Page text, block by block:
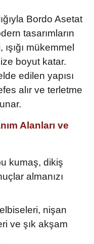
Bordo Asetat
tasarımların
mükemmel
boyut katar.
edilen yapısı
alır ve terletme
Alanları ve
kumaş, dikiş
almanızı
nişan
ve şık akşam